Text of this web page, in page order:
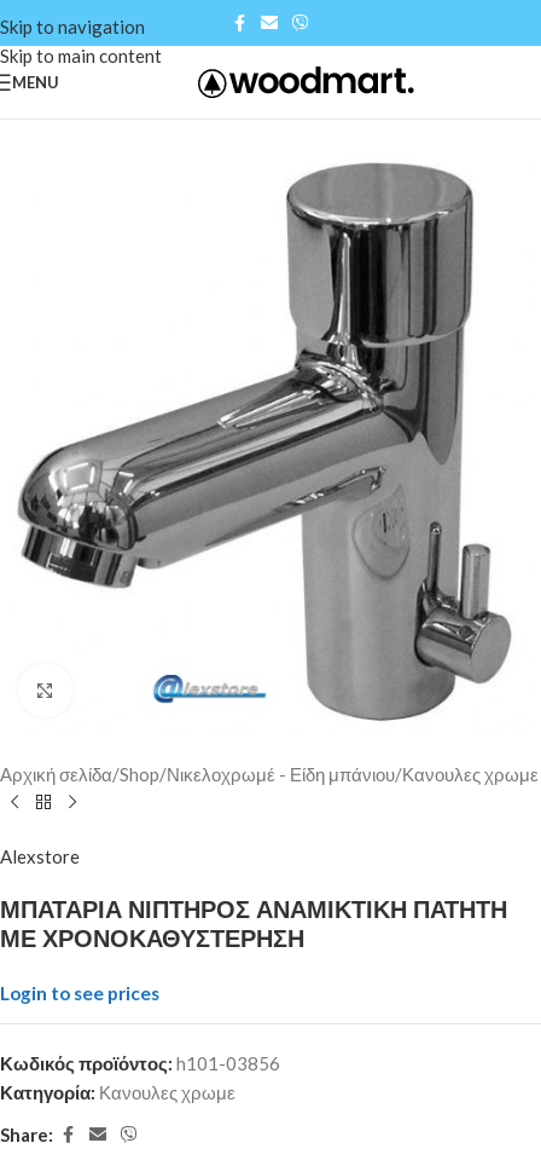
Skip to navigation
Skip to main content
MENU
Click to enlarge
Αρχική σελίδα/Shop/Νικελοχρωμέ - Είδη μπάνιου/Κανουλες χρωμε
Alexstore
ΜΠΑΤΑΡΙΑ ΝΙΠΤΗΡΟΣ ΑΝΑΜΙΚΤΙΚΗ ΠΑΤΗΤΗ
ΜΕ ΧΡΟΝΟΚΑΘΥΣΤΕΡΗΣΗ
Login to see prices
Κωδικός προϊόντος: h101-03856
Κατηγορία: Κανουλες χρωμε
Share: